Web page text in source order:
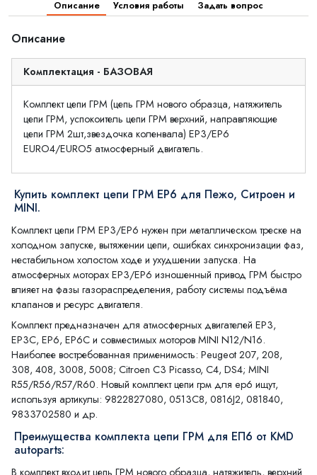
Описание Условия работы Задать вопрос
Описание
Комплектация - БАЗОВАЯ
Комплект цепи ГРМ (цепь ГРМ нового образца, натяжитель
цепи ГРМ, успокоитель цепи ГРМ верхний, направляющие
цепи ГРМ 2шт,звездочка коленвала) EP3/EP6
EURO4/EURO5 атмосферный двигатель.
Купить комплект цепи ГРМ EP6 для Пежо, Ситроен и
MINI.
Комплект цепи ГРМ EP3/EP6 нужен при металлическом треске на
холодном запуске, вытяжении цепи, ошибках синхронизации фаз,
нестабильном холостом ходе и ухудшении запуска. На
атмосферных моторах EP3/EP6 изношенный привод ГРМ быстро
влияет на фазы газораспределения, работу системы подъёма
клапанов и ресурс двигателя.
Комплект предназначен для атмосферных двигателей EP3,
EP3C, EP6, EP6C и совместимых моторов MINI N12/N16.
Наиболее востребованная применимость: Peugeot 207, 208,
308, 408, 3008, 5008; Citroen C3 Picasso, C4, DS4; MINI
R55/R56/R57/R60. Новый комплект цепи грм для ep6 ищут,
используя артикулы: 9822827080, 0513C8, 0816J2, 081840,
9833702580 и др.
Преимущества комплекта цепи ГРМ для ЕП6 от KMD
autoparts: